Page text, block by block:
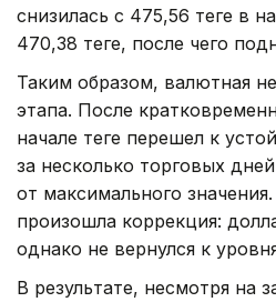
снизилась с 475,56 теңге в
470,38 теңге, после чего
Таким образом, валютная
этапа. После
начале теңге перешел к
за несколько торговых дней
от максимального
произошла коррекция:
однако не вернулся к
В результате, несмотря на